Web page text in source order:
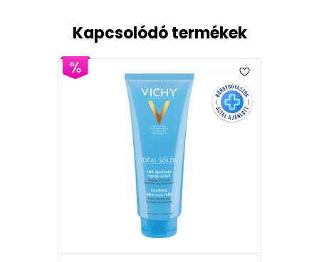
Kapcsolódó termékek